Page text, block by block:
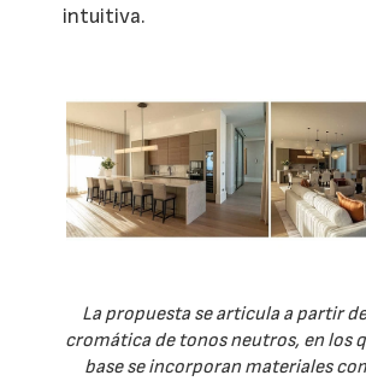
intuitiva.
La propuesta se articula a partir
cromática de tonos neutros, en los
base se incorporan materiales